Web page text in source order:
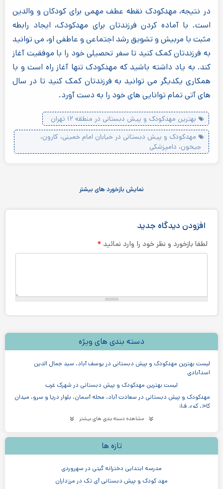
در نتیجه، مهدکودک نقطه عطف مهمی برای کودکان و والدین
است. با آماده کردن فرزندتان برای مهدکودک، ایجاد رابطه
مثبت با مربیش و تشویق رشد اجتماعی و عاطفی او، می توانید
به فرزندتان کمک کنید تا سفر تحصیلی خود را با موفقیت آغاز
کند. به یاد داشته باشید که مهدکودک تنها آغاز راه است و با
همکاری یکدیگر می توانید به فرزندتان کمک کنید تا در سال
های آتی تمام توانایی های خود را به دست آورد.
بهترین مهدکودک و پیش دبستانی در منطقه ۱۲ تهران
مهدکودک و پیش دبستانی در خیابان امام خمینی، کارون،
جیحون، دامپزشکی
نمایش بازخورد های بیشتر
افزودن دیدگاه جدید
لطفا بازخورد و نظر خود را وارد نمائید *
دسته بندی های ویژه
لیست بهترین مهدکودک و پیش دبستانی در یوسف آباد، سید جمال الدین
اسدآبادی
لیست بهترین مهدکودک و پیش دبستانی در شهرک غرب
مهدکودک و پیش دبستانی در سعادت آباد، محله آسمان، بلوار دریا و سرو، میدان
کاج، کوی فراز
لیست بهترین مهدکودک و پیش دبستانی در تهرانپارس
لیست بهترین مهدکودک و پیش دبستانی در جنت آباد
لیست بهترین مهدکودک و پیش دبستانی در آیت اله کاشانی، سازمان برنامه
لیست بهترین مهدکودک و پیش دبستانی در پاسداران
لیست بهترین مهدکودک و پیش دبستانی در میرداماد
مشاهده دسته بندی های بیشتر
تازه ها
مدرسه ابتدایی دخترانه گیتی در سهروردی
مهد کودک و پیش دبستانی آی تک در مرزداران